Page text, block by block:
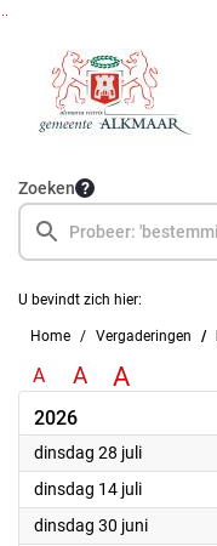
Zoeken
U bevindt zich hier:
Home Vergaderingen
A A A
2026
dinsdag 28 juli2026
dinsdag 14 juli2026
dinsdag 30 juni2026